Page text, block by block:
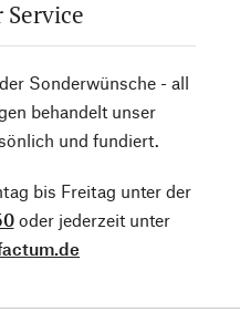
Service
Sonderwünsche - all
behandelt unser
und fundiert.
bis Freitag unter der
oder jederzeit unter